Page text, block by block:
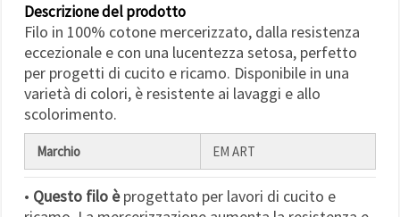
tutto
Impostazioni
Descrizione del prodotto
Filo in 100% cotone mercerizzato, dalla resistenza
eccezionale e con una lucentezza setosa, perfetto
per progetti di cucito e ricamo. Disponibile in una
varietà di colori, è resistente ai lavaggi e allo
scolorimento.
Marchio EM ART
• Questo filo èprogettato per lavori di cucito e